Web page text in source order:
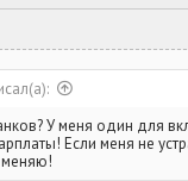
У меня один для
Если меня не
меняю!